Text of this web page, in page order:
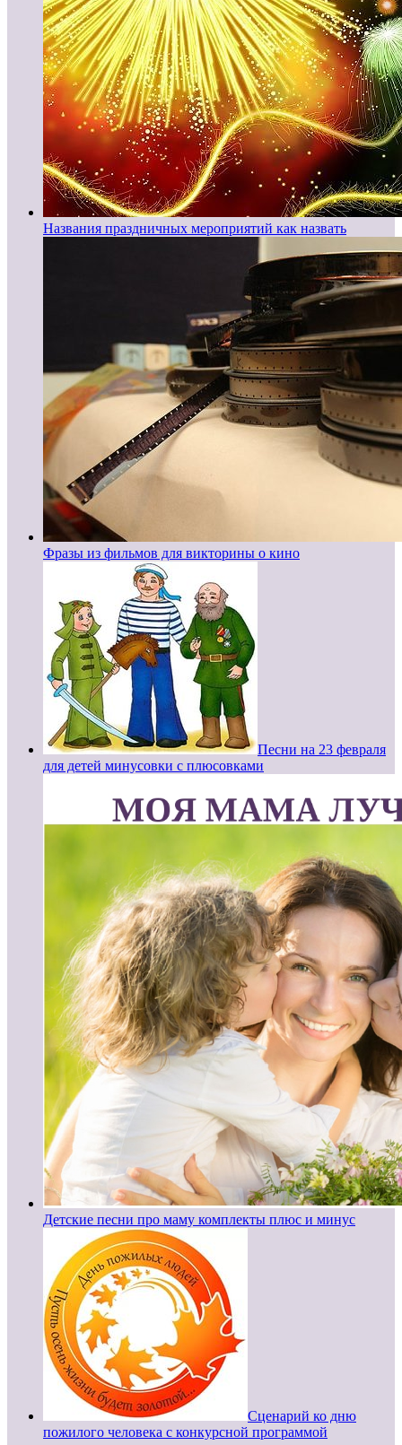
Названия праздничных мероприятий как назвать
Фразы из фильмов для викторины о кино
Песни на 23 февраля
для детей минусовки с плюсовками
Детские песни про маму комплекты плюс и минус
Сценарий ко дню
пожилого человека с конкурсной программой